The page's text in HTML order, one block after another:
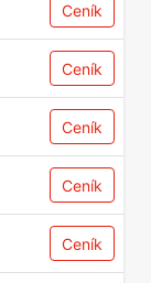
Ceník
Ceník
Ceník
Ceník
Ceník